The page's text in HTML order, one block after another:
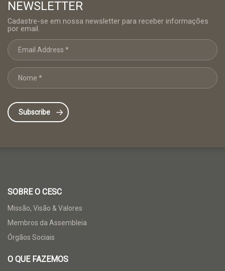
NEWSLETTER
Cadastre-se em nossa newsletter para receber informações
por email.
SOBRE O CESC
Missão, Visão & Valores
Membros da Assembleia
Órgãos Sociais
O QUE FAZEMOS